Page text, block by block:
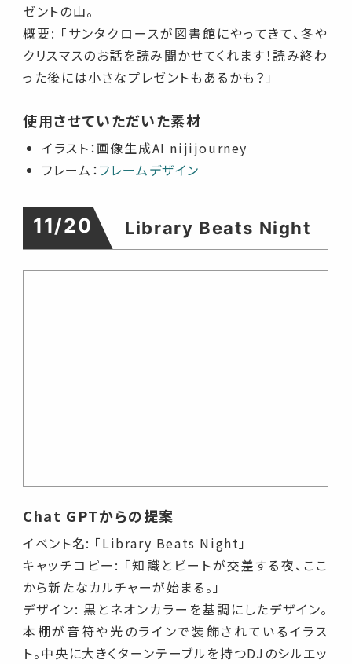
ゼントの山。
概要: 「サンタクロースが図書館にやってきて、冬や
クリスマスのお話を読み聞かせてくれます！読み終わ
った後には小さなプレゼントもあるかも？」
使用させていただいた素材
イラスト：画像生成AI nijijourney
フレーム：フレームデザイン
11/20 Library Beats Night
Chat GPTからの提案
イベント名: 「Library Beats Night」
キャッチコピー: 「知識とビートが交差する夜、ここ
から新たなカルチャーが始まる。」
デザイン: 黒とネオンカラーを基調にしたデザイン。
本棚が音符や光のラインで装飾されているイラス
ト。中央に大きくターンテーブルを持つDJのシルエッ